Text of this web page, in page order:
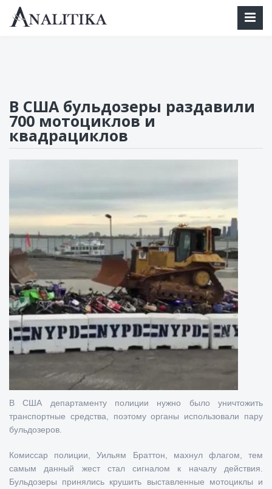
mail@analitika.net
В США бульдозеры раздавили
700 мотоциклов и
квадрациклов
В США департаменту полиции нужно было уничтожить
транспортные средства, поэтому органы использовали пару
бульдозеров.
Комиссар полиции, Уильям Браттон, махнул флагом, тем
самым данный жест стал сигналом к началу действия.
Бульдозеры принялись крушить выставленные мотоциклы и